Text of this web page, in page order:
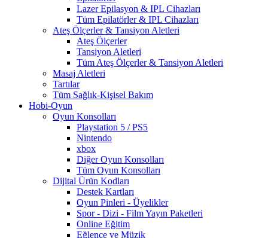
Lazer Epilasyon & IPL Cihazları
Tüm Epilatörler & IPL Cihazları
Ateş Ölçerler & Tansiyon Aletleri
Ateş Ölçerler
Tansiyon Aletleri
Tüm Ateş Ölçerler & Tansiyon Aletleri
Masaj Aletleri
Tartılar
Tüm Sağlık-Kişisel Bakım
Hobi-Oyun
Oyun Konsolları
Playstation 5 / PS5
Nintendo
xbox
Diğer Oyun Konsolları
Tüm Oyun Konsolları
Dijital Ürün Kodları
Destek Kartları
Oyun Pinleri - Üyelikler
Spor - Dizi - Film Yayın Paketleri
Online Eğitim
Eğlence ve Müzik